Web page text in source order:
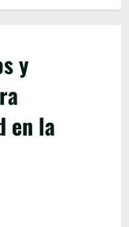
y
en la